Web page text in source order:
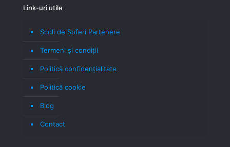
Link-uri utile
Școli de Șoferi Partenere
Termeni şi condiţii
Politică confidenţialitate
Politică cookie
Blog
Contact